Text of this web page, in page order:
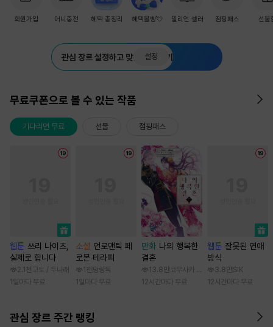
회원가입 머니충전 혜택 총정리 혜택몰빵💘 밀리언 셀러 점핑패스 선물
관심 장르 설정하고 맞춤 추천 받기
설정
무료쿠폰으로 볼 수 있는 작품
기다리면 무료 선물 점핑패스
웹툰 쓰리 나이츠,
실제로 합니다
2.1천 고토 / 두나래
1일마다 무료
소설 언로맨틱 페
로몬 테라피
1천 망랑독
1일마다 무료
만화 나의 행복한
결혼
13.8만 코우사카 리토 / 아기토기 아쿠미
12시간마다 무료
웹툰 잘못된 연애
방식
3.8만 SIK
12시간마다 무료
관심 장르 주간 랭킹